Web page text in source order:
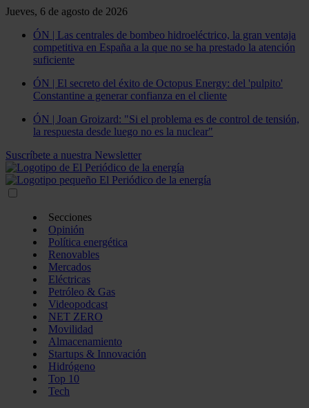
Jueves, 6 de agosto de 2026
ÓN | Las centrales de bombeo hidroeléctrico, la gran ventaja
competitiva en España a la que no se ha prestado la atención
suficiente
ÓN | El secreto del éxito de Octopus Energy: del 'pulpito'
Constantine a generar confianza en el cliente
ÓN | Joan Groizard: "Si el problema es de control de tensión,
la respuesta desde luego no es la nuclear"
Suscríbete a nuestra Newsletter
Secciones
Opinión
Política energética
Renovables
Mercados
Eléctricas
Petróleo & Gas
Videopodcast
NET ZERO
Movilidad
Almacenamiento
Startups & Innovación
Hidrógeno
Top 10
Tech